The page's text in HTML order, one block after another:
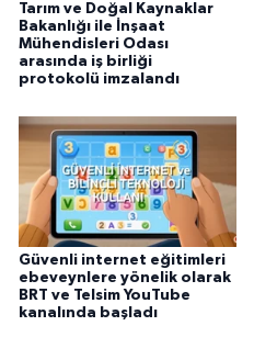
Tarım ve Doğal Kaynaklar
Bakanlığı ile İnşaat
Mühendisleri Odası
arasında iş birliği
protokolü imzalandı
Güvenli internet eğitimleri
ebeveynlere yönelik olarak
BRT ve Telsim YouTube
kanalında başladı